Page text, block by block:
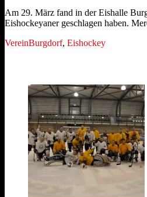
Am 29. März fand in der Eishalle
Eishockeyaner geschlagen haben.
Kategorien
VereinSchlagworte
Burgdorf, Eishockey